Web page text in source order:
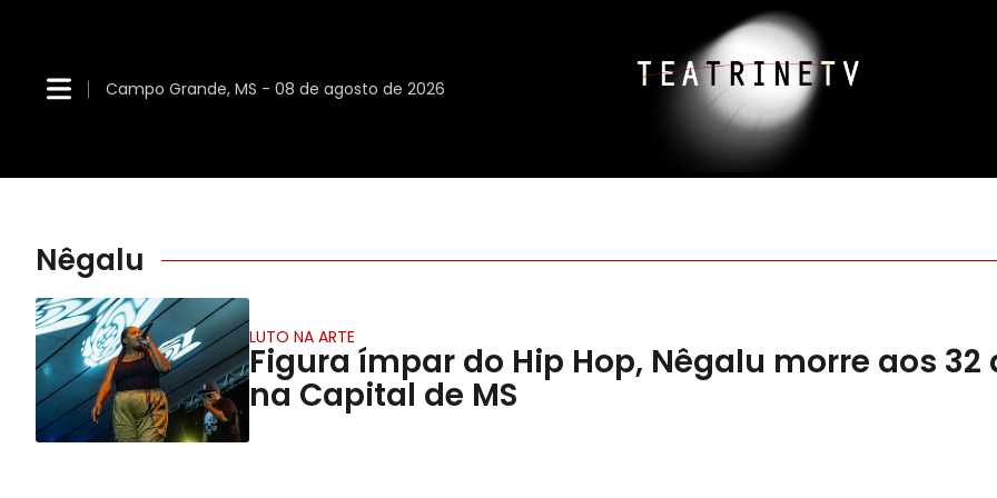
Campo Grande, MS - 08 de agosto de 2026
Nêgalu
LUTO NA ARTE
Figura ímpar do Hip Hop, Nêgalu morre aos 32
na Capital de MS